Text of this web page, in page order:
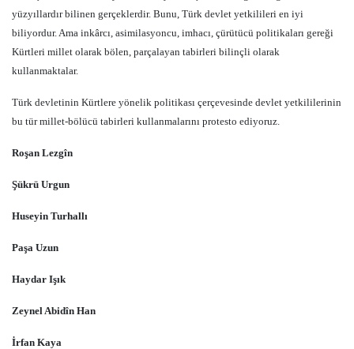
yüzyıllardır bilinen gerçeklerdir. Bunu, Türk devlet yetkilileri en iyi
biliyordur. Ama inkârcı, asimilasyoncu, imhacı, çürütücü politikaları gereği
Kürtleri millet olarak bölen, parçalayan tabirleri bilinçli olarak
kullanmaktalar.
Türk devletinin Kürtlere yönelik politikası çerçevesinde devlet yetkililerinin
bu tür millet-bölücü tabirleri kullanmalarını protesto ediyoruz.
Roşan Lezgîn
Şükrü Urgun
Huseyin Turhallı
Paşa Uzun
Haydar Işık
Zeynel Abidîn Han
İrfan Kaya